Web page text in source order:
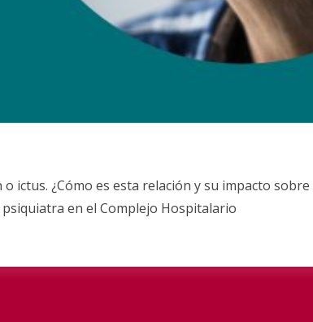
ictus. ¿Cómo es esta relación y su impacto sobre
en el Complejo Hospitalario